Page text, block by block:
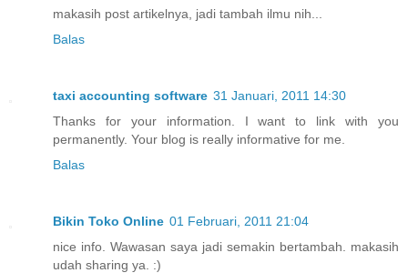
makasih post artikelnya, jadi tambah ilmu nih...
Balas
taxi accounting software 31 Januari, 2011 14:30
Thanks for your information. I want to link with you
permanently. Your blog is really informative for me.
Balas
Bikin Toko Online 01 Februari, 2011 21:04
nice info. Wawasan saya jadi semakin bertambah. makasih
udah sharing ya. :)